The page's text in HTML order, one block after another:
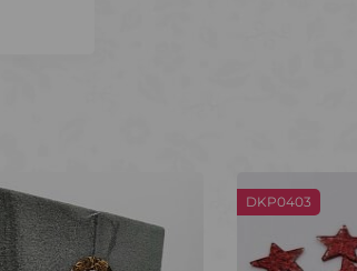
DKP0403